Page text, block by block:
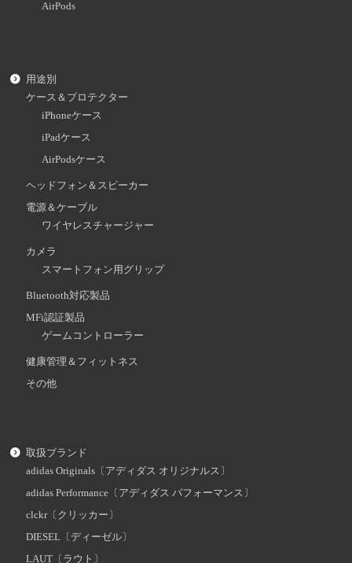
AirPods
用途別
ケース＆プロテクター
iPhoneケース
iPadケース
AirPodsケース
ヘッドフォン＆スピーカー
電源＆ケーブル
ワイヤレスチャージャー
カメラ
スマートフォン用グリップ
Bluetooth対応製品
MFi認証製品
ゲームコントローラー
健康管理＆フィットネス
その他
取扱ブランド
adidas Originals〔アディダス オリジナルス〕
adidas Performance〔アディダス パフォーマンス〕
clckr〔クリッカー〕
DIESEL〔ディーゼル〕
LAUT〔ラウト〕